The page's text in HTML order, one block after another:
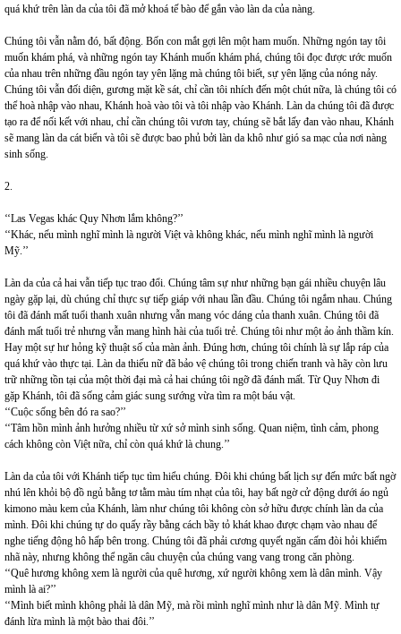
quá khứ trên làn da của tôi đã mở khoá tế bào để gắn vào làn da của nàng.
Chúng tôi vẫn nằm đó, bất động. Bốn con mắt gợi lên một ham muốn. Những ngón tay tôi
muốn khám phá, và những ngón tay Khánh muốn khám phá, chúng tôi đọc được ước muốn
của nhau trên những đầu ngón tay yên lặng mà chúng tôi biết, sự yên lặng của nóng nảy.
Chúng tôi vẫn đối diện, gương mặt kề sát, chỉ cần tôi nhích đến một chút nữa, là chúng tôi có
thể hoà nhập vào nhau, Khánh hoà vào tôi và tôi nhập vào Khánh. Làn da chúng tôi đã được
tạo ra để nối kết với nhau, chỉ cần chúng tôi vươn tay, chúng sẽ bắt lấy đan vào nhau, Khánh
sẽ mang làn da cát biển và tôi sẽ được bao phủ bởi làn da khô như gió sa mạc của nơi nàng
sinh sống.
2.
‘‘Las Vegas khác Quy Nhơn lắm không?’’
‘‘Khác, nếu mình nghĩ mình là người Việt và không khác, nếu mình nghĩ mình là người
Mỹ.’’
Làn da của cả hai vẫn tiếp tục trao đổi. Chúng tâm sự như những bạn gái nhiều chuyện lâu
ngày gặp lại, dù chúng chỉ thực sự tiếp giáp với nhau lần đầu. Chúng tôi ngắm nhau. Chúng
tôi đã đánh mất tuổi thanh xuân nhưng vẫn mang vóc dáng của thanh xuân. Chúng tôi đã
đánh mất tuổi trẻ nhưng vẫn mang hình hài của tuổi trẻ. Chúng tôi như một ảo ảnh thầm kín.
Hay một sự hư hỏng kỹ thuật số của màn ảnh. Đúng hơn, chúng tôi chính là sự lắp ráp của
quá khứ vào thực tại. Làn da thiếu nữ đã bảo vệ chúng tôi trong chiến tranh và hãy còn lưu
trữ những tồn tại của một thời đại mà cả hai chúng tôi ngỡ đã đánh mất. Từ Quy Nhơn đi
gặp Khánh, tôi đã sống cảm giác sung sướng vừa tìm ra một báu vật.
‘‘Cuộc sống bên đó ra sao?’’
‘‘Tâm hồn mình ảnh hưởng nhiều từ xứ sở mình sinh sống. Quan niệm, tình cảm, phong
cách không còn Việt nữa, chỉ còn quá khứ là chung.’’
Làn da của tôi với Khánh tiếp tục tìm hiểu chúng. Đôi khi chúng bất lịch sự đến mức bất ngờ
nhú lên khỏi bộ đồ ngủ bằng tơ tằm màu tím nhạt của tôi, hay bất ngờ cử động dưới áo ngủ
kimono màu kem của Khánh, làm như chúng tôi không còn sở hữu được chính làn da của
mình. Đôi khi chúng tự do quấy rầy bằng cách bầy tỏ khát khao được chạm vào nhau để
nghe tiếng động hô hấp bên trong. Chúng tôi đã phải cương quyết ngăn cấm đòi hỏi khiếm
nhã này, nhưng không thể ngăn câu chuyện của chúng vang vang trong căn phòng.
‘‘Quê hương không xem là người của quê hương, xứ người không xem là dân mình. Vậy
mình là ai?’’
‘‘Mình biết mình không phải là dân Mỹ, mà rồi mình nghĩ mình như là dân Mỹ. Mình tự
đánh lừa mình là một bào thai đôi.’’